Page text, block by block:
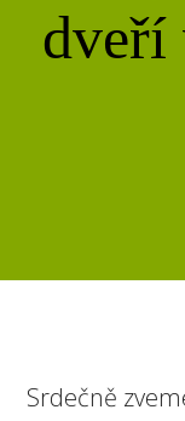
dveří
Srdečně